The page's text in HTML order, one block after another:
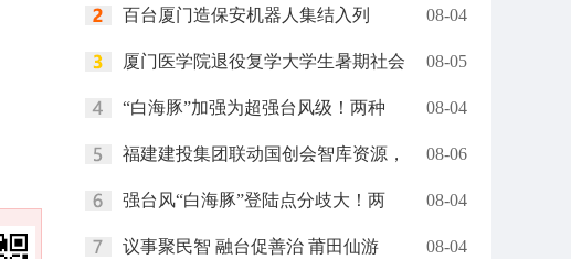
百台厦门造保安机器人集结入列 08-04
厦门医学院退役复学大学生暑期社会 08-05
“白海豚”加强为超强台风级！两种 08-04
福建建投集团联动国创会智库资源， 08-06
强台风“白海豚”登陆点分歧大！两 08-04
议事聚民智 融台促善治 莆田仙游 08-04